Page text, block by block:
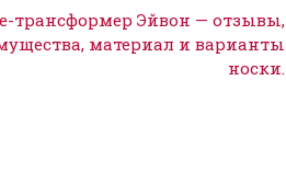
трансформер Эйвон — отзывы,
материал и варианты
носки.